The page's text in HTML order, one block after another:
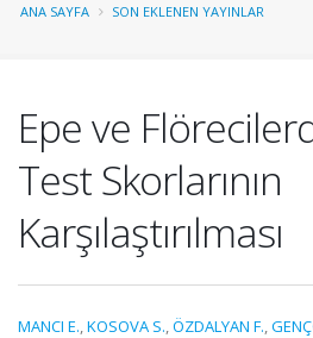
ANA SAYFA SON EKLENEN YAYINLAR
Epe ve
Test Skorlarının
Karşılaştırılması
MANCI E.,KOSOVA S.,ÖZDALYAN F.,